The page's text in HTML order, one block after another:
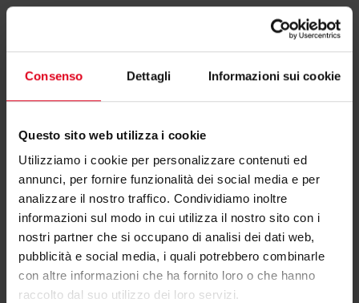
Consenso Dettagli Informazioni sui cookie
Questo sito web utilizza i cookie
Utilizziamo i cookie per personalizzare contenuti ed
annunci, per fornire funzionalità dei social media e per
analizzare il nostro traffico. Condividiamo inoltre
informazioni sul modo in cui utilizza il nostro sito con i
nostri partner che si occupano di analisi dei dati web,
pubblicità e social media, i quali potrebbero combinarle
con altre informazioni che ha fornito loro o che hanno
raccolto dal suo utilizzo dei loro servizi.
La pressione differenziale nominale può essere
kPaoppure 25÷60 kPaa seconda delle versioni.
Esiste anche un modello brevettato che include
in un solo corpo entrambe le scale di pressione
(LOW e HIGH) consentendo in maniera molto
comoda di passare da una all’altra con un
semplice selettore.
Il valore di set deve essere impostato in accordo
con idiagrammi di preregolazione.